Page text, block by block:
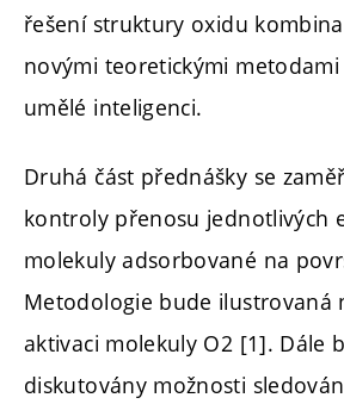
řešení struktury oxidu
novými teoretickými
umělé inteligenci.
Druhá část přednášky se
kontroly přenosu jednotlivých
molekuly adsorbované na
Metodologie bude ilustrovaná
aktivaci molekuly O2 [1]. Dále
diskutovány možnosti